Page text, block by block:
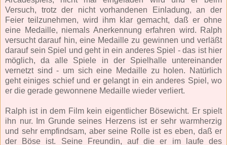
Versuch, trotz der nicht vorhandenen Einladung, an der
Feier teilzunehmen, wird ihm klar gemacht, daß er ohne
eine Medaille, niemals Anerkennung erfahren wird. Ralph
versucht darauf hin, eine Medaille zu gewinnen und verläßt
darauf sein Spiel und geht in ein anderes Spiel - das ist hier
möglich, da alle Spiele in der Spielhalle untereinander
vernetzt sind - um sich eine Medaille zu holen. Natürlich
geht einiges schief und er gelangt in ein anderes Spiel, wo
er die gerade gewonnene Medaille wieder verliert.
Ralph ist in dem Film kein eigentlicher Bösewicht. Er spielt
ihn nur. Im Grunde seines Herzens ist er sehr warmherzig
und sehr empfindsam, aber seine Rolle ist es eben, daß er
der Böse ist. Seine Freundin, auf die er im laufe des